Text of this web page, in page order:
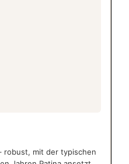
robust, mit der typischen